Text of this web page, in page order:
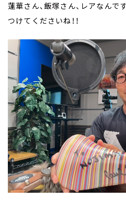
蓮華さん、飯塚さん、レアなんで
つけてくださいね！！